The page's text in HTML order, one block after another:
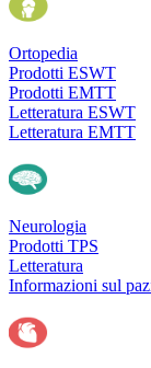
Ortopedia
Prodotti ESWT
Prodotti EMTT
Letteratura ESWT
Letteratura EMTT
Neurologia
Prodotti TPS
Letteratura
Informazioni sul